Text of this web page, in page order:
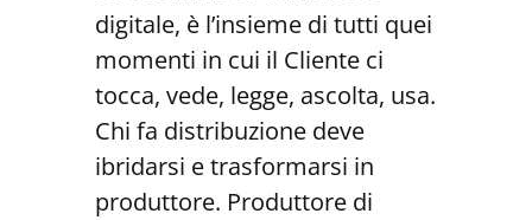
digitale, è l’insieme di tutti quei
momenti in cui il Cliente ci
tocca, vede, legge, ascolta, usa.
Chi fa distribuzione deve
ibridarsi e trasformarsi in
produttore. Produttore di